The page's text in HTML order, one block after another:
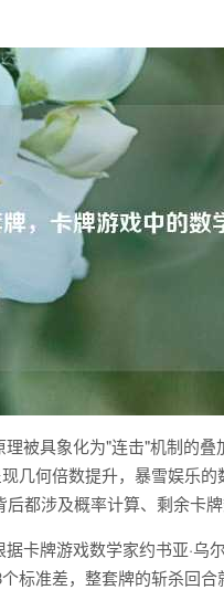
被具象化为"连击"机制的
几何倍数提升，暴雪娱乐
都涉及概率计算、剩余卡
卡牌游戏数学家约书亚·
标准差，整套牌的斩杀回